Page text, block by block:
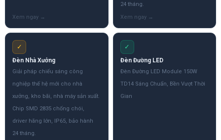
24 tháng.
✓
Đèn Nhà Xưởng
Giải pháp chiếu sáng công
nghiệp thế hệ mới cho nhà
xưởng, kho bãi, nhà máy sản xuất.
Chip SMD 2835 chống chói,
driver hãng lớn, IP65, bảo hành
24 tháng.
✓
Đèn Đường LED
Đèn Đường LED Module 150W
TD14 Sáng Chuẩn, Bền Vượt Thời
Gian